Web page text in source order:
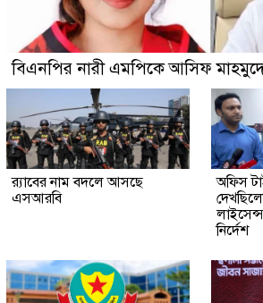
বিএনপির নারী এমপিকে আসিফ
র‍্যাবের নাম বদলে আসছে
এসআরবি
অফিস
নির্দেশ